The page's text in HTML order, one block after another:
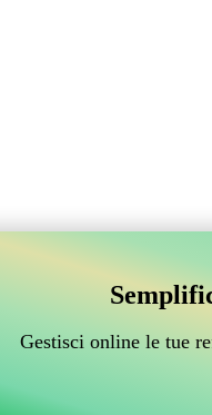
Gestisci online le tue